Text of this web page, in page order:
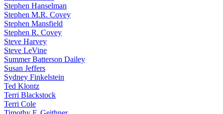
Stephen Hanselman
Stephen M.R. Covey
Stephen Mansfield
Stephen R. Covey
Steve Harvey
Steve LeVine
Summer Batterson Dailey
Susan Jeffers
Sydney Finkelstein
Ted Klontz
Terri Blackstock
Terri Cole